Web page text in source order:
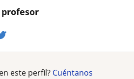
este perfil? Cuéntanos